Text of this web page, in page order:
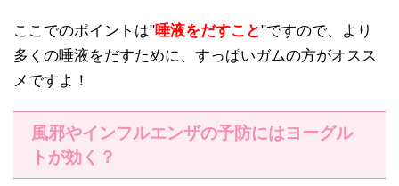
ここでのポイントは"唾液をだすこと"ですので、より
多くの唾液をだすために、すっぱいガムの方がオスス
メですよ！
風邪やインフルエンザの予防にはヨーグル
トが効く？